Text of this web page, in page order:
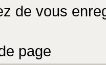
de vous
page